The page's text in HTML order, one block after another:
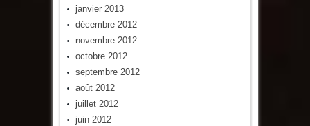
janvier 2013
décembre 2012
novembre 2012
octobre 2012
septembre 2012
août 2012
juillet 2012
juin 2012